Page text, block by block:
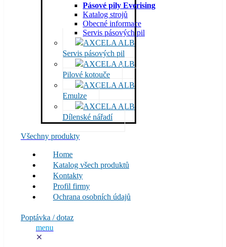
Pásové pily Everising
Katalog strojů
Obecné informace
Servis pásových pil
Servis pásových pil
Pilové kotouče
Emulze
Dílenské nářadí
Všechny produkty
Home
Katalog všech produktů
Kontakty
Profil firmy
Ochrana osobních údajů
Poptávka / dotaz
menu
✕